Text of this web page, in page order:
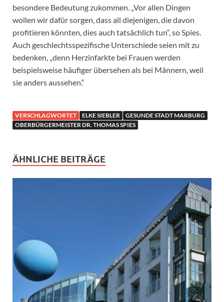
besondere Bedeutung zukommen. „Vor allen Dingen
wollen wir dafür sorgen, dass all diejenigen, die davon
profitieren könnten, dies auch tatsächlich tun“, so Spies.
Auch geschlechtsspezifische Unterschiede seien mit zu
bedenken, „denn Herzinfarkte bei Frauen werden
beispielsweise häufiger übersehen als bei Männern, weil
sie anders aussehen.“
VERSCHLAGWORTET ELKE SIEBLER
GESUNDE STADT MARBURG
OBERBÜRGERMEISTER DR. THOMAS SPIES
ÄHNLICHE BEITRÄGE